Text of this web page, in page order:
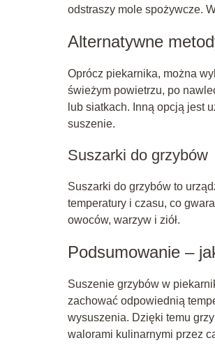
odstraszy mole spożywcze.
Alternatywne
Oprócz piekarnika, można
świeżym powietrzu, po
lub siatkach. Inną opcją jest
suszenie.
Suszarki do grzybów
Suszarki do grzybów to
temperatury i czasu, co
owoców, warzyw i ziół.
Podsumowanie –
Suszenie grzybów w
zachować odpowiednią
wysuszenia. Dzięki temu
walorami kulinarnymi przez